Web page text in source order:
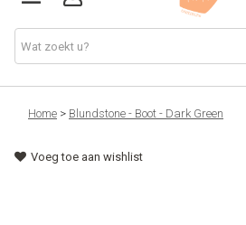
Schoenen
School
Home > Blundstone - Boot - Dark Green
Voeg toe aan wishlist